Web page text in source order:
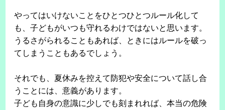
やってはいけないことをひとつひとつルール化して
も、子どもがいつも守れるわけではないと思います。
うるさがられることもあれば、ときにはルールを破っ
てしまうこともあるでしょう。
それでも、夏休みを控えて防犯や安全について話し合
うことには、意義があります。
子ども自身の意識に少しでも刻まれれば、本当の危険